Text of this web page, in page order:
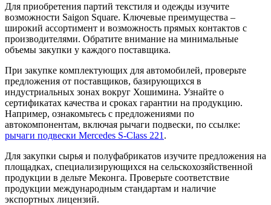
Для приобретения партий текстиля и одежды изучите
возможности Saigon Square. Ключевые преимущества –
широкий ассортимент и возможность прямых контактов с
производителями. Обратите внимание на минимальные
объемы закупки у каждого поставщика.
При закупке комплектующих для автомобилей, проверьте
предложения от поставщиков, базирующихся в
индустриальных зонах вокруг Хошимина. Узнайте о
сертификатах качества и сроках гарантии на продукцию.
Например, ознакомьтесь с предложениями по
автокомпонентам, включая рычаги подвески, по ссылке:
рычаги подвески Mercedes S-Class 221 .
Для закупки сырья и полуфабрикатов изучите предложения на
площадках, специализирующихся на сельскохозяйственной
продукции в дельте Меконга. Проверьте соответствие
продукции международным стандартам и наличие
экспортных лицензий.